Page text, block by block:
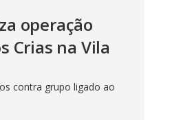
operação
Crias na Vila
contra grupo ligado ao